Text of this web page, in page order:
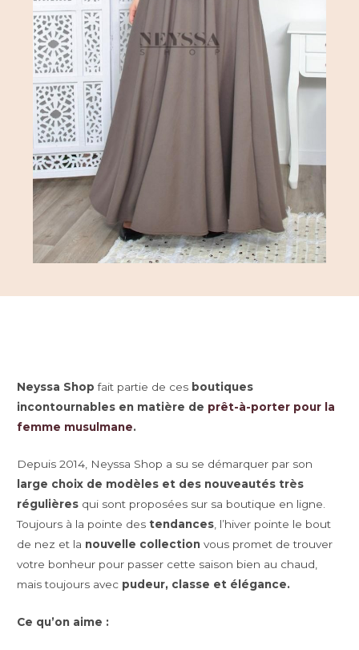
Neyssa Shop fait partie de ces boutiques
incontournables en matière de prêt-à-porter pour la
femme musulmane.
Depuis 2014, Neyssa Shop a su se démarquer par son
large choix de modèles et des nouveautés très
régulières qui sont proposées sur sa boutique en ligne.
Toujours à la pointe destendances, l’hiver pointe le bout
de nez et la nouvelle collection vous promet de trouver
votre bonheur pour passer cette saison bien au chaud,
mais toujours avec pudeur, classe et élégance.
Ce qu’on aime :